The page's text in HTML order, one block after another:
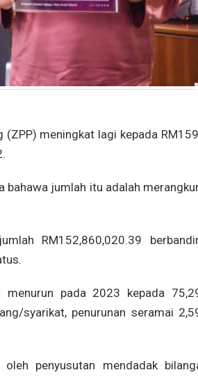
(ZPP) meningkat lagi kepada
bahawa jumlah itu adalah
RM152,860,020.39
menurun pada 2023 kepada
syarikat, penurunan seramai
penyusutan mendadak